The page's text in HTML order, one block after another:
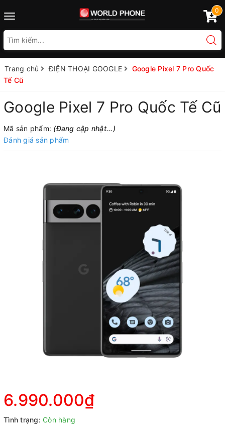
Toggle
0
Trang chủ ĐIỆN THOẠI GOOGLE
Google Pixel 7 Pro Quốc
Tế Cũ
Google Pixel 7 Pro Quốc Tế Cũ
Mã sản phẩm: (Đang cập nhật...)
Đánh giá sản phẩm
6.990.000₫
Tình trạng: Còn hàng